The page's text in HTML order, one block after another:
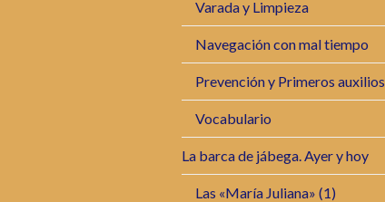
Varada y Limpieza
Navegación con mal tiempo
Prevención y Primeros auxilios
Vocabulario
La barca de jábega. Ayer y hoy
Las «María Juliana» (1)